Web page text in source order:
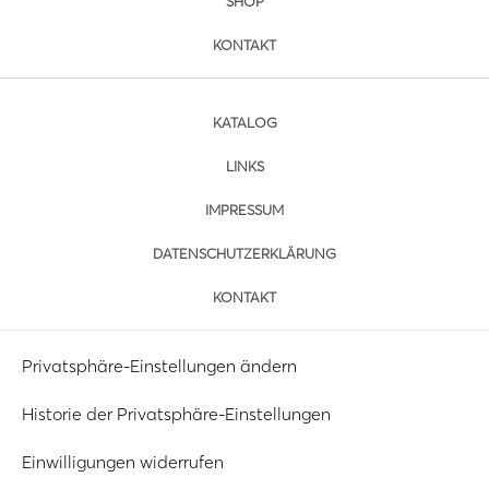
KONTAKT
KATALOG
LINKS
IMPRESSUM
DATENSCHUTZERKLÄRUNG
KONTAKT
Privatsphäre-Einstellungen ändern
Historie der Privatsphäre-Einstellungen
Einwilligungen widerrufen